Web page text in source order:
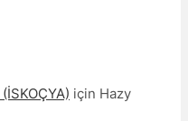
için Hazy